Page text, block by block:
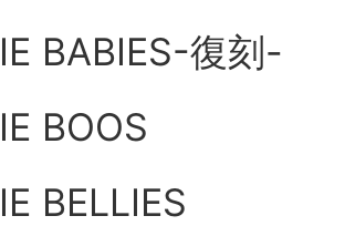
BABIES-復刻-
BOOS
BELLIES